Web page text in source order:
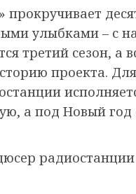
улыбками – с
третий сезон, а
проекта.
а под Новый